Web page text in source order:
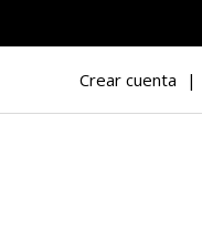
Crear cuenta